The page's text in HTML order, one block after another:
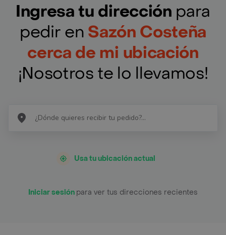
Ingresa tu dirección para
pedir en Sazón Costeña
cerca de mi ubicación
¡Nosotros te lo llevamos!
Usa tu ubicación actual
Iniciar sesión para ver tus direcciones recientes